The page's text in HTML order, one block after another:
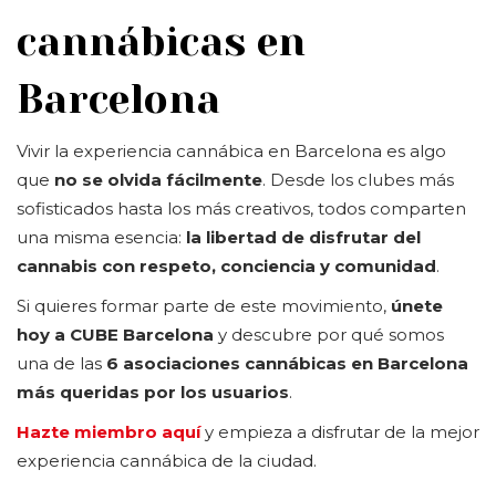
cannábicas en
Barcelona
Vivir la experiencia cannábica en Barcelona es algo
que no se olvida fácilmente. Desde los clubes más
sofisticados hasta los más creativos, todos comparten
una misma esencia: la libertad de disfrutar del
cannabis con respeto, conciencia y comunidad.
Si quieres formar parte de este movimiento, únete
hoy a CUBE Barcelona y descubre por qué somos
una de las 6 asociaciones cannábicas en Barcelona
más queridas por los usuarios.
Hazte miembro aquíy empieza a disfrutar de la mejor
experiencia cannábica de la ciudad.